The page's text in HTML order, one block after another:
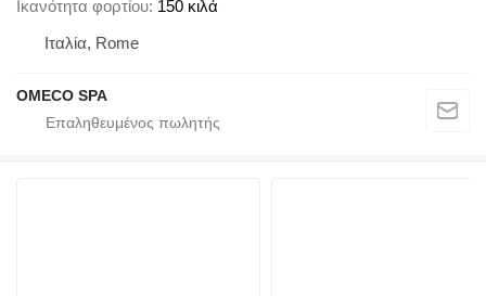
Ικανότητα φορτίου 150 κιλά
Ιταλία, Rome
OMECO SPA